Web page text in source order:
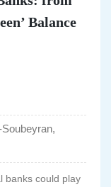
Balance
banks could play